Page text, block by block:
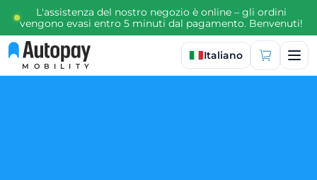
L'assistenza del nostro negozio è online – gli ordini
vengono evasi entro 5 minuti dal pagamento. Benvenuti!
MOBILITY
Seleziona lingua
Italiano